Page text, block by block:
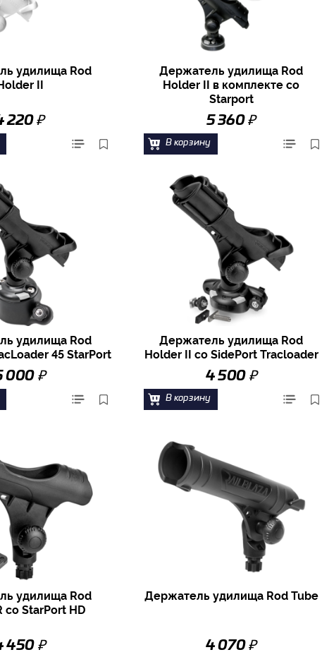
удилища Rod
II
220 ₽
Держатель удилища Rod
Holder II в комплекте со
Starport
5 360 ₽
В корзину
удилища Rod
45 StarPort
000 ₽
Держатель удилища Rod
Holder II со SidePort Tracloader
4 500 ₽
В корзину
удилища Rod
со StarPort HD
450 ₽
Держатель удилища Rod Tube
4 070 ₽